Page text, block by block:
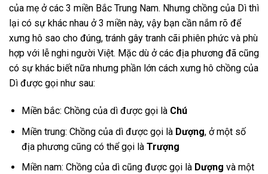
của mẹ ở các 3 miền Bắc Trung Nam. Nhưng chồng của Dì thì
lại có sự khác nhau ở 3 miền này, vậy bạn cần nắm rõ để
xưng hô sao cho đúng, tránh gây tranh cãi phiên phức và phù
hợp với lễ nghi người Việt. Mặc dù ở các địa phương đã cũng
có sự khác biết nữa nhưng phần lớn cách xưng hô chồng của
Dì được gọi như sau:
Miền bắc: Chồng của dì được gọi là Chú
Miền trung: Chồng của dì được gọi là Dượng, ở một số
địa phương cũng có thể gọi là Trượng
Miền nam: Chồng của dì cũng được gọi là Dượng và một